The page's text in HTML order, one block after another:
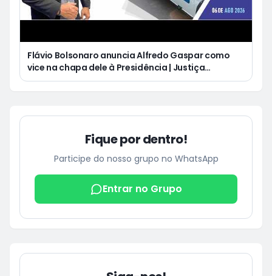
Flávio Bolsonaro anuncia Alfredo Gaspar como
vice na chapa dele à Presidência | Justiça
condena Equatorial a pagar R$ 3 mil a cliente que
Fique por dentro!
Participe do nosso grupo no WhatsApp
Entrar no Grupo